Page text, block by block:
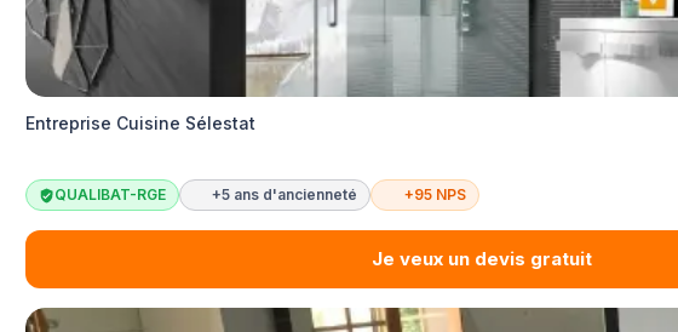
Entreprise Cuisine Sélestat
QUALIBAT-RGE +5 ans d'ancienneté +95 NPS
Je veux un devis gratuit